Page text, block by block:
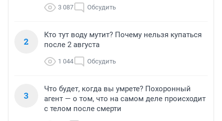
3 087 Обсудить
2
Кто тут воду мутит? Почему нельзя купаться
после 2 августа
1 044 Обсудить
3
Что будет, когда вы умрете? Похоронный
агент — о том, что на самом деле происходит
с телом после смерти